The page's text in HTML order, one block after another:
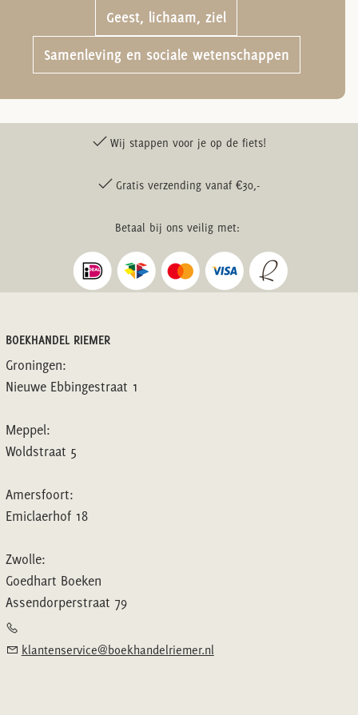
Geest, lichaam, ziel
Samenleving en sociale wetenschappen
Wij stappen voor je op de fiets!
Gratis verzending vanaf €30,-
Betaal bij ons veilig met:
BOEKHANDEL RIEMER
Groningen:
Nieuwe Ebbingestraat 1
Meppel:
Woldstraat 5
Amersfoort:
Emiclaerhof 18
Zwolle:
Goedhart Boeken
Assendorperstraat 79
klantenservice@boekhandelriemer.nl